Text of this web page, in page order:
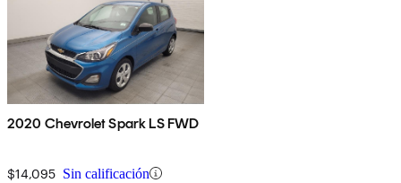
2020 Chevrolet Spark LS FWD
$14,095 Sin calificación